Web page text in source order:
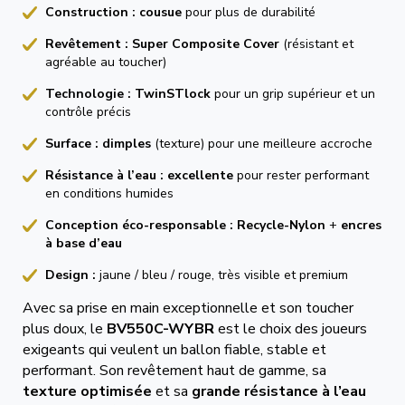
Construction : cousue pour plus de durabilité
Revêtement : Super Composite Cover (résistant et
agréable au toucher)
Technologie : TwinSTlock pour un grip supérieur et un
contrôle précis
Surface : dimples (texture) pour une meilleure accroche
Résistance à l’eau : excellente pour rester performant
en conditions humides
Conception éco-responsable : Recycle-Nylon + encres
à base d’eau
Design : jaune / bleu / rouge, très visible et premium
Avec sa prise en main exceptionnelle et son toucher
plus doux, le BV550C-WYBRest le choix des joueurs
exigeants qui veulent un ballon fiable, stable et
performant. Son revêtement haut de gamme, sa
texture optimisée et sa grande résistance à l’eau